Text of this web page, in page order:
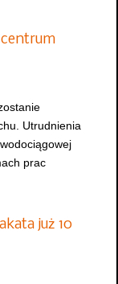
centrum
Utrudnienia
prac
już 10